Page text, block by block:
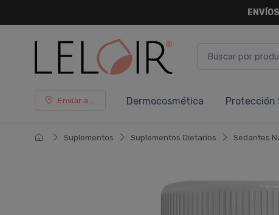
Enviar a ... Dermocosmética Protección
Suplementos Suplementos Dietarios Sedantes